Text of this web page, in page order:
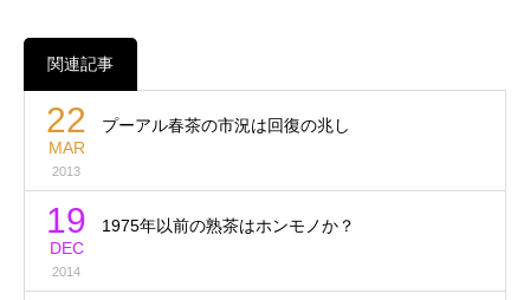
関連記事
22
MAR
2013
プーアル春茶の市況は回復の兆し
19
DEC
2014
1975年以前の熟茶はホンモノか？